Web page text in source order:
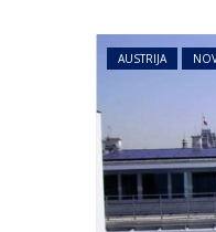
AUSTRIJA